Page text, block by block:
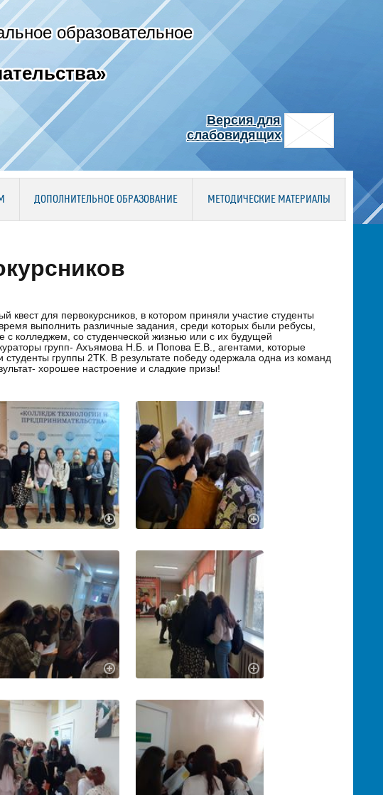
образовательное
Версия для
слабовидящих
ДОПОЛНИТЕЛЬНОЕ ОБРАЗОВАНИЕ МЕТОДИЧЕСКИЕ МАТЕРИАЛЫ
квест для первокурсников, в котором приняли участие студенты
выполнить различные задания, среди которых были ребусы,
с колледжем, со студенческой жизнью или с их будущей
групп- Ахъямова Н.Б. и Попова Е.В., агентами, которые
группы 2ТК. В результате победу одержала одна из команд
хорошее настроение и сладкие призы!